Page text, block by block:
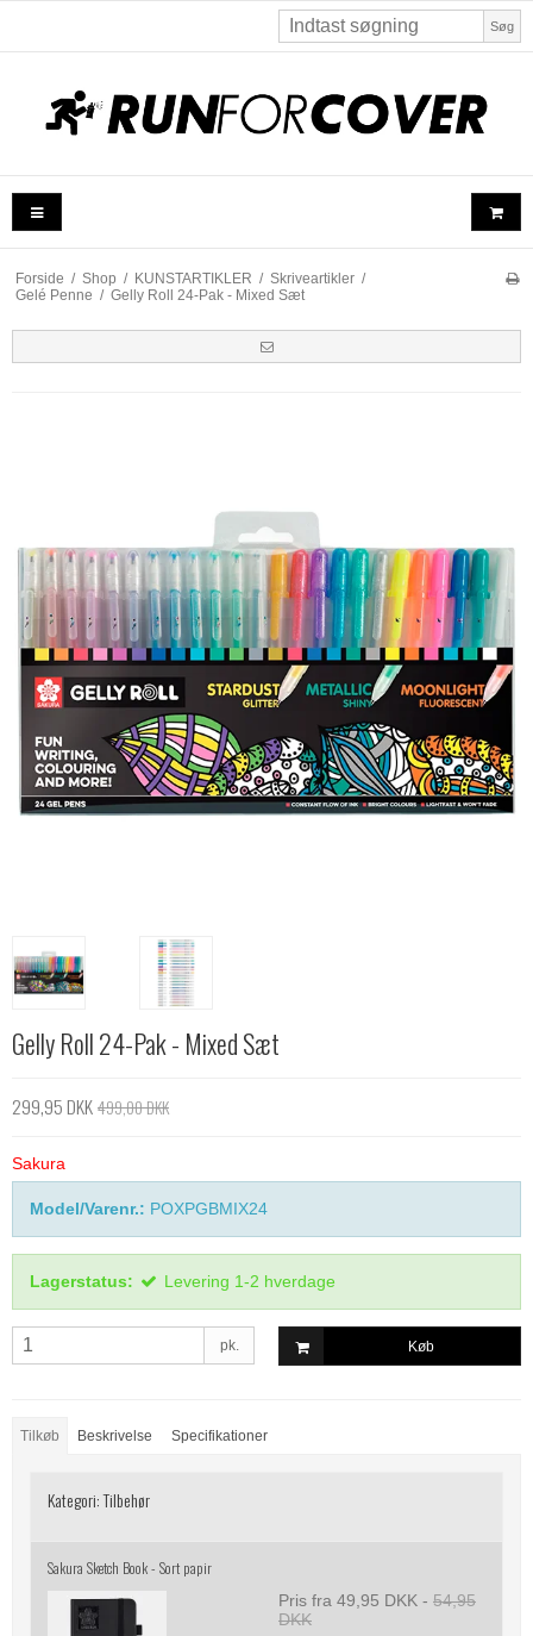
Søg
Forside / Shop / KUNSTARTIKLER / Skriveartikler /
Gelé Penne / Gelly Roll 24-Pak - Mixed Sæt
Gelly Roll 24-Pak - Mixed Sæt
299,95 DKK499,00 DKK
Sakura
Model/Varenr.: POXPGBMIX24
Lagerstatus: Levering 1-2 hverdage
pk. Køb
Tilkøb Beskrivelse Specifikationer
Kategori:Tilbehør
Sakura Sketch Book - Sort papir
Pris fra 49,95 DKK - 54,95
DKK